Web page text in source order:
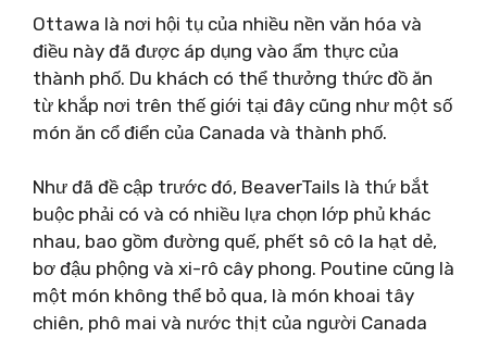
Ottawa là nơi hội tụ của nhiều nền văn hóa và
điều này đã được áp dụng vào ẩm thực của
thành phố. Du khách có thể thưởng thức đồ ăn
từ khắp nơi trên thế giới tại đây cũng như một số
món ăn cổ điển của Canada và thành phố.
Như đã đề cập trước đó, BeaverTails là thứ bắt
buộc phải có và có nhiều lựa chọn lớp phủ khác
nhau, bao gồm đường quế, phết sô cô la hạt dẻ,
bơ đậu phộng và xi-rô cây phong. Poutine cũng là
một món không thể bỏ qua, là món khoai tây
chiên, phô mai và nước thịt của người Canada